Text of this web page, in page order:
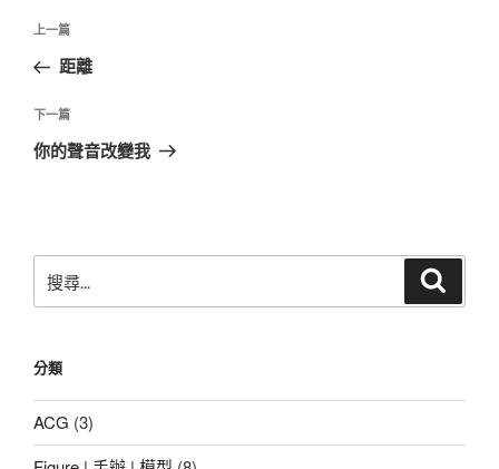
文
導
覽
上
一
文
章
上一篇
距離
下
一
下一篇
你的聲音改變我
尋
字:
分類
ACG (3)